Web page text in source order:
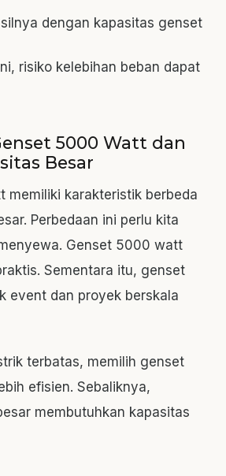
dengan kapasitas genset
risiko kelebihan beban dapat
5000 Watt dan
Besar
memiliki karakteristik berbeda
Perbedaan ini perlu kita
Genset 5000 watt
Sementara itu, genset
event dan proyek berskala
terbatas, memilih genset
efisien. Sebaliknya,
membutuhkan kapasitas